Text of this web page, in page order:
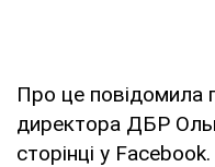
Про це повідомила
директора ДБР
сторінці у